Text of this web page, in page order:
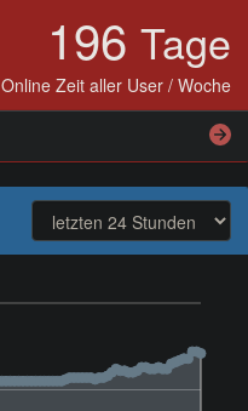
196 Tage
Online Zeit aller User / Woche